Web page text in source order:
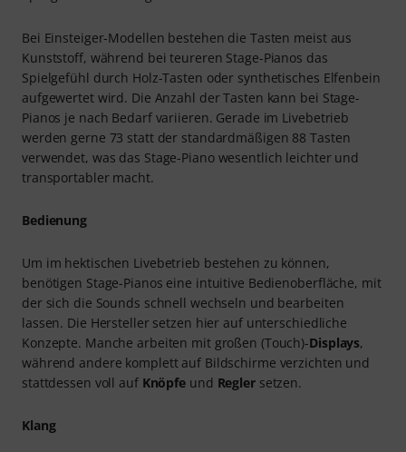
Bei Einsteiger-Modellen bestehen die Tasten meist aus
Kunststoff, während bei teureren Stage-Pianos das
Spielgefühl durch Holz-Tasten oder synthetisches Elfenbein
aufgewertet wird. Die Anzahl der Tasten kann bei Stage-
Pianos je nach Bedarf variieren. Gerade im Livebetrieb
werden gerne 73 statt der standardmäßigen 88 Tasten
verwendet, was das Stage-Piano wesentlich leichter und
transportabler macht.
Bedienung
Um im hektischen Livebetrieb bestehen zu können,
benötigen Stage-Pianos eine intuitive Bedienoberfläche, mit
der sich die Sounds schnell wechseln und bearbeiten
lassen. Die Hersteller setzen hier auf unterschiedliche
Konzepte. Manche arbeiten mit großen (Touch)-Displays,
während andere komplett auf Bildschirme verzichten und
stattdessen voll auf Knöpfe und Reglersetzen.
Klang